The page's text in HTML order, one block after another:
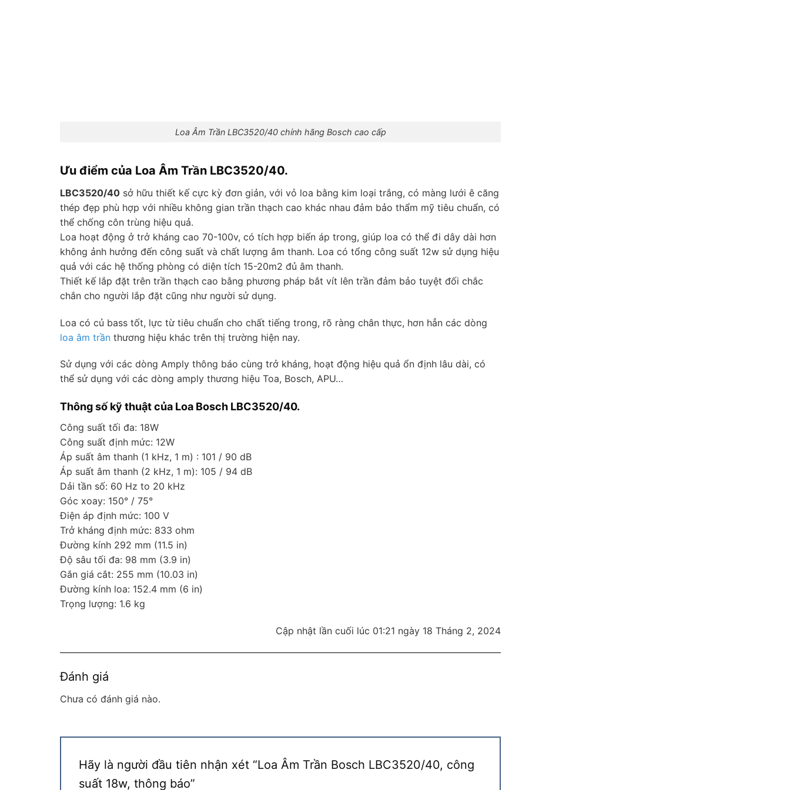
Loa Âm Trần LBC3520/40 chính hãng Bosch cao cấp
Ưu điểm của Loa Âm Trần LBC3520/40.
LBC3520/40 sở hữu thiết kế cực kỳ đơn giản, với vỏ loa bằng kim loại trắng, có màng lưới ê căng
thép đẹp phù hợp với nhiều không gian trần thạch cao khác nhau đảm bảo thẩm mỹ tiêu chuẩn, có
thể chống côn trùng hiệu quả.
Loa hoạt động ở trở kháng cao 70-100v, có tích hợp biến áp trong, giúp loa có thể đi dây dài hơn
không ảnh hưởng đến công suất và chất lượng âm thanh. Loa có tổng công suất 12w sử dụng hiệu
quả với các hệ thống phòng có diện tích 15-20m2 đủ âm thanh.
Thiết kế lắp đặt trên trần thạch cao bằng phương pháp bắt vít lên trần đảm bảo tuyệt đối chắc
chắn cho người lắp đặt cũng như người sử dụng.
Loa có củ bass tốt, lực từ tiêu chuẩn cho chất tiếng trong, rõ ràng chân thực, hơn hẳn các dòng
loa âm trần thương hiệu khác trên thị trường hiện nay.
Sử dụng với các dòng Amply thông báo cùng trở kháng, hoạt động hiệu quả ổn định lâu dài, có
thể sử dụng với các dòng amply thương hiệu Toa, Bosch, APU…
Thông số kỹ thuật của Loa Bosch LBC3520/40.
Công suất tối đa: 18W
Công suất định mức: 12W
Áp suất âm thanh (1 kHz, 1 m) : 101 / 90 dB
Áp suất âm thanh (2 kHz, 1 m): 105 / 94 dB
Dải tần số: 60 Hz to 20 kHz
Góc xoay: 150° / 75°
Điện áp định mức: 100 V
Trở kháng định mức: 833 ohm
Đường kính 292 mm (11.5 in)
Độ sâu tối đa: 98 mm (3.9 in)
Gắn giá cắt: 255 mm (10.03 in)
Đường kính loa: 152.4 mm (6 in)
Trọng lượng: 1.6 kg
Cập nhật lần cuối lúc 01:21 ngày 18 Tháng 2, 2024
Đánh giá
Chưa có đánh giá nào.
Hãy là người đầu tiên nhận xét “Loa Âm Trần Bosch LBC3520/40, công
suất 18w, thông báo”